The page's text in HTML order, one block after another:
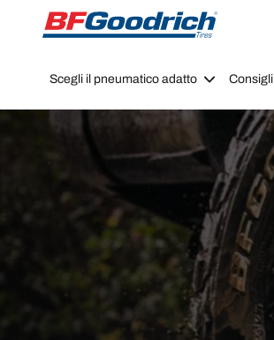
Go to page content
Go to page navigation
Scegli il pneumatico adatto Consigli